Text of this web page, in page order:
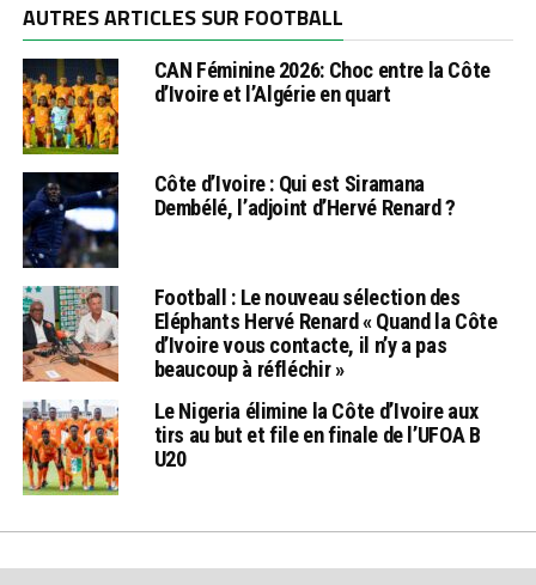
AUTRES ARTICLES SUR FOOTBALL
CAN Féminine 2026: Choc entre la Côte
d’Ivoire et l’Algérie en quart
Côte d’Ivoire : Qui est Siramana
Dembélé, l’adjoint d’Hervé Renard ?
Football : Le nouveau sélection des
Eléphants Hervé Renard « Quand la Côte
d’Ivoire vous contacte, il n’y a pas
beaucoup à réfléchir »
Le Nigeria élimine la Côte d’Ivoire aux
tirs au but et file en finale de l’UFOA B
U20